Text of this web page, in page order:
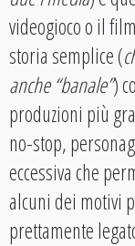
videogioco o il
storia semplice (
anche “banale”)
produzioni più
no-stop,
eccessiva che
alcuni dei motivi
prettamente